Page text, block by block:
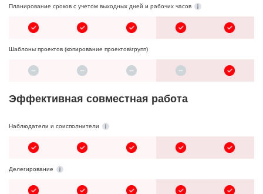
Планирование сроков с учетом выходных дней и рабочих часов
Шаблоны проектов (копирование проектов\групп)
Эффективная совместная работа
Наблюдатели и соисполнители
Делегирование